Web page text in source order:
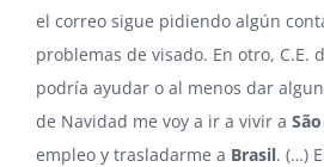
el correo sigue pidiendo algún
problemas de visado. En otro, C.E.
podría ayudar o al menos dar
de Navidad me voy a ir a vivir a
empleo y trasladarme a Brasil. (…)